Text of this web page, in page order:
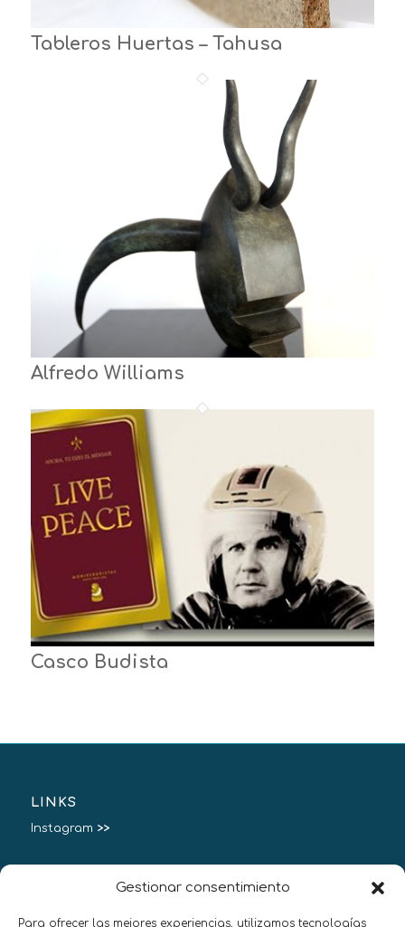
Gestionar consentimiento
Para ofrecer las mejores experiencias, utilizamos tecnologías
Tableros Huertas – Tahusa
Alfredo Williams
Casco Budista
LINKS
Instagram >>